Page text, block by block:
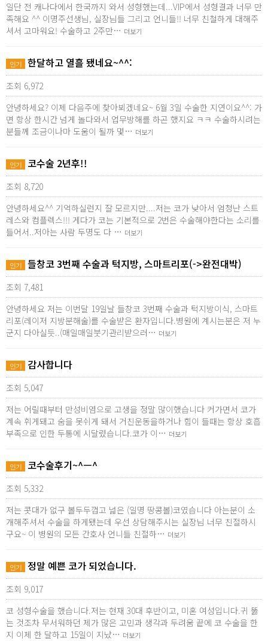
일단 전 캐나다에서 한국까지 와서 성형했는데...VIP에서 성형결과 너무 만
족해요 ^^ 이명주선생님, 실장님들 그리고 언니들!! 너무 친철하게 대해주
셔서 고마워요! 수술하고 2주만… 더보기
인기 한달하고 열흘 됐네요~^^:
조회 6,972
안녕하세요? 이제 다음주에 찾아뵈겠네요~ 6월 3일 수술한 지연이요^^: 가
면 항상 한시간 넘게 놀다와서 업무방해를 하곤 했지요 ㅋㅋ 수술하시려는
분들께 조금이나마 도움이 될까 몇… 더보기
인기 코수술 2년후!!
조회 8,720
안녕하세요^^ 기억하실런지 잘 모르지만....저는 코가 낮아서 엄청난 스트
레스와 컴플렉스!!! 게다가 코는 기본적으로 2번은 수술해야한다는 소리를
들어서..저아는 사람 두명도 다 … 더보기
인기 들창코 3번째 수술과 턱지방, 스마트리포(->완전대박)
조회 7,481
안녕하세요 저는 이번달 19일날 들창코 3번째 수술과 턱지방이식, 스마트
리포(레이저 지방분해술)를 수술받은 환자입니다.병원에 계시는분은 저 누
군지 다아실듯..(매일매일붓기관리받으러… 더보기
인기 감사합니다
조회 5,047
저는 어릴때부터 만성비염으로 고생을 정말 많이했습니다 커가면서 코가
계속 휘게돼고 숨을 못쉬게 돼서 거친운동을하거나 힘이 들때는 항상 호흡
부족으로 인한 두통에 시달렸습니다.코가 이… 더보기
인기 코수술후기~^ㅡ^
조회 5,332
저는 콧대가 없구 볼두두껍고 넓은 (일명 땅콩볼)코였습니다 아는분이 소
개해주셔서 수술을 하게됐는데 우선 상담해주시는 실장님 너무 친절하시
구요~ 이 병원의 모든 간호사 언니들 친절하… 더보기
인기 정말 예쁜 코가 되었습니다.
조회 9,017
코 성형수술을 했습니다.저는 현재 30대 후반이고, 미혼 여성입니다.귀 뚫
는 것조차 무서워하던 제가 많은 고민과 생각과 두려움 끝에 코 수술을 한
지 이제 한 달하고 15일이 지났… 더보기